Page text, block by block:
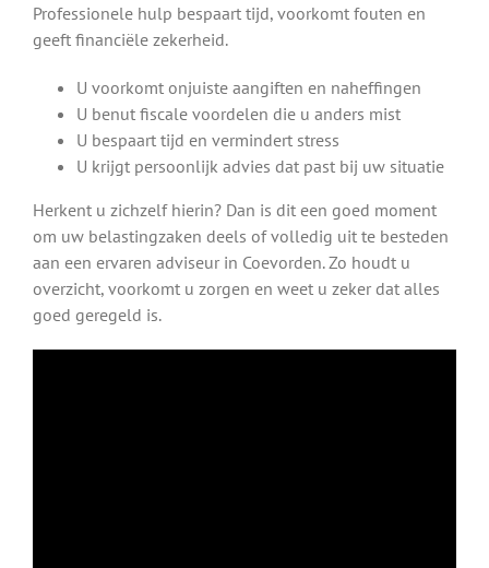
Professionele hulp bespaart tijd, voorkomt fouten en
geeft financiële zekerheid.
U voorkomt onjuiste aangiften en naheffingen
U benut fiscale voordelen die u anders mist
U bespaart tijd en vermindert stress
U krijgt persoonlijk advies dat past bij uw situatie
Herkent u zichzelf hierin? Dan is dit een goed moment
om uw belastingzaken deels of volledig uit te besteden
aan een ervaren adviseur in Coevorden. Zo houdt u
overzicht, voorkomt u zorgen en weet u zeker dat alles
goed geregeld is.